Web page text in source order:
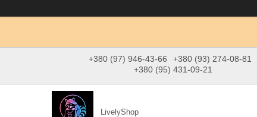
+380 (97) 946-43-66
+380 (93) 274-08-81
+380 (95) 431-09-21
LivelyShop